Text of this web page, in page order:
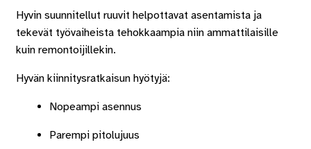
Hyvin suunnitellut ruuvit helpottavat asentamista ja
tekevät työvaiheista tehokkaampia niin ammattilaisille
kuin remontoijillekin.
Hyvän kiinnitysratkaisun hyötyjä:
Nopeampi asennus
Parempi pitolujuus